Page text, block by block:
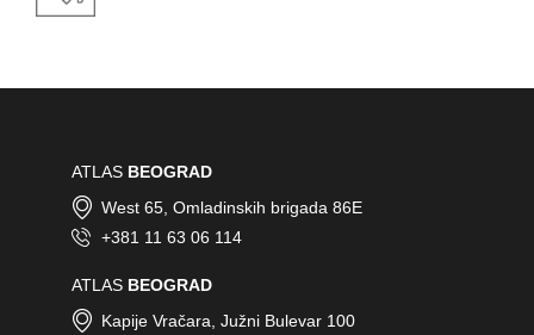
ATLAS BEOGRAD
West 65, Omladinskih brigada 86E
+381 11 63 06 114
ATLAS BEOGRAD
Kapije Vračara, Južni Bulevar 100